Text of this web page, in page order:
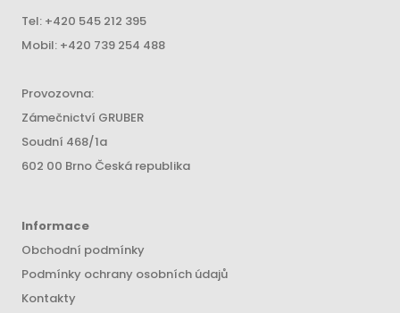
Tel: +420 545 212 395
Mobil: +420 739 254 488
Provozovna:
Zámečnictví GRUBER
Soudní 468/1a
602 00 Brno Česká republika
Informace
Obchodní podmínky
Podmínky ochrany osobních údajů
Kontakty